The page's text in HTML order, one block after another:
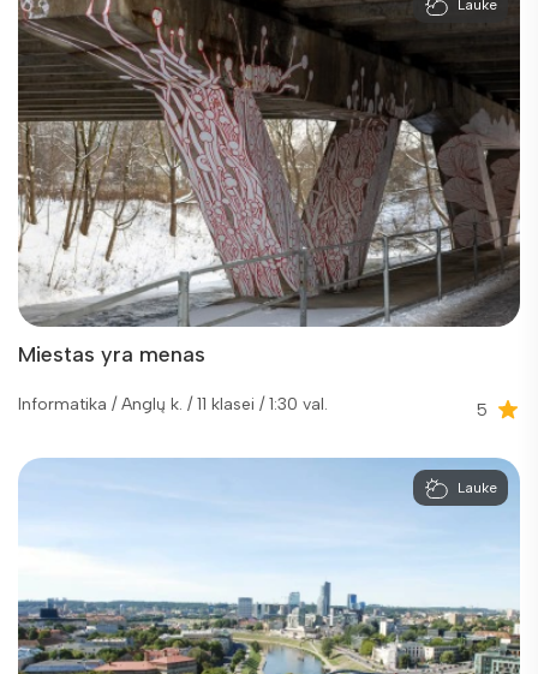
Lauke
Miestas yra menas
Informatika / Anglų k. / 11 klasei / 1:30 val. 5
Lauke